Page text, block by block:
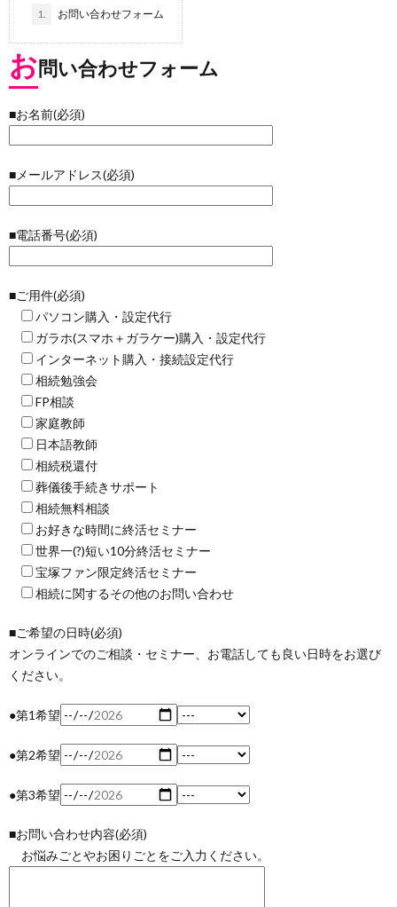
1. お問い合わせフォーム
お問い合わせフォーム
■お名前(必須)
■メールアドレス(必須)
■電話番号(必須)
■ご用件(必須)
パソコン購入・設定代行
ガラホ(スマホ＋ガラケー)購入・設定代行
インターネット購入・接続設定代行
相続勉強会
FP相談
家庭教師
日本語教師
相続税還付
葬儀後手続きサポート
相続無料相談
お好きな時間に終活セミナー
世界一(?)短い10分終活セミナー
宝塚ファン限定終活セミナー
相続に関するその他のお問い合わせ
■ご希望の日時(必須)
オンラインでのご相談・セミナー、お電話しても良い日時をお選び
ください。
●第1希望
●第2希望
●第3希望
■お問い合わせ内容(必須)
お悩みごとやお困りごとをご入力ください。